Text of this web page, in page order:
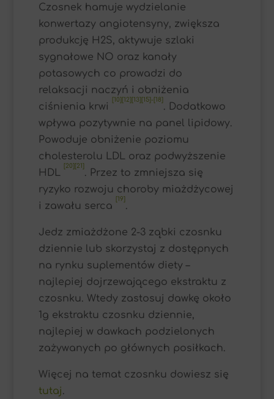
Czosnek hamuje wydzielanie
konwertazy angiotensyny, zwiększa
produkcję H2S, aktywuje szlaki
sygnałowe NO oraz kanały
potasowych co prowadzi do
relaksacji naczyń i obniżenia
ciśnienia krwi
[10] [12][13] [15]-[18]
. Dodatkowo
wpływa pozytywnie na panel lipidowy.
Powoduje obniżenie poziomu
cholesterolu LDL oraz podwyższenie
HDL
[20][21]
. Przez to zmniejsza się
ryzyko rozwoju choroby miażdżycowej
i zawału serca
[19]
.
Jedz zmiażdżone 2-3 ząbki czosnku
dziennie lub skorzystaj z dostępnych
na rynku suplementów diety –
najlepiej dojrzewającego ekstraktu z
czosnku. Wtedy zastosuj dawkę około
1g ekstraktu czosnku dziennie,
najlepiej w dawkach podzielonych
zażywanych po głównych posiłkach.
Więcej na temat czosnku dowiesz się
tutaj.